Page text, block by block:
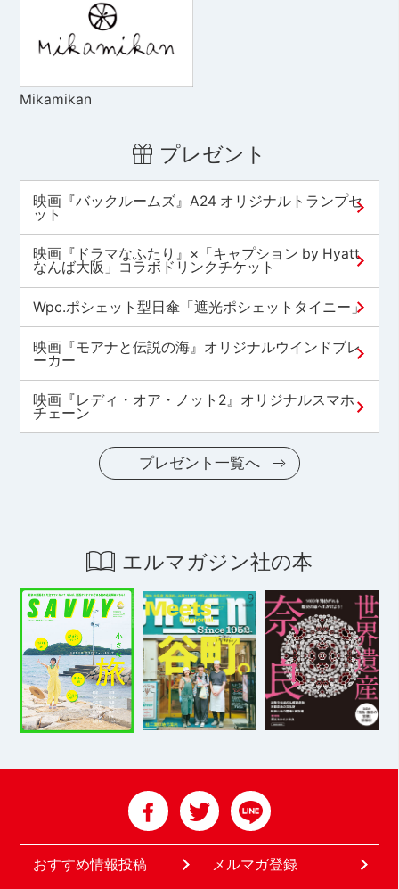
Mikamikan
プレゼント
映画『バックルームズ』A24 オリジナルトランプセ
ット
映画『ドラマなふたり』×「キャプション by Hyatt
なんば大阪」コラボドリンクチケット
Wpc.ポシェット型日傘「遮光ポシェットタイニー」
映画『モアナと伝説の海』オリジナルウインドブレ
ーカー
映画『レディ・オア・ノット2』オリジナルスマホ
チェーン
プレゼント一覧へ
エルマガジン社の本
おすすめ情報投稿 メルマガ登録